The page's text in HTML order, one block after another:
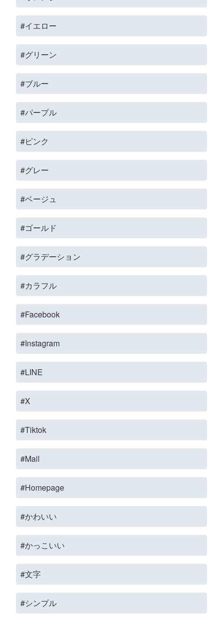
#イエロー
#グリーン
#ブルー
#パープル
#ピンク
#グレー
#ベージュ
#ゴールド
#グラデーション
#カラフル
#Facebook
#Instagram
#LINE
#X
#Tiktok
#Mail
#Homepage
#かわいい
#かっこいい
#文字
#シンプル